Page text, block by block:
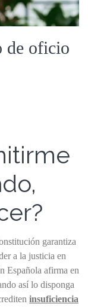
de oficio
garantiza
a la justicia en
Española afirma en
así lo disponga
insuficiencia